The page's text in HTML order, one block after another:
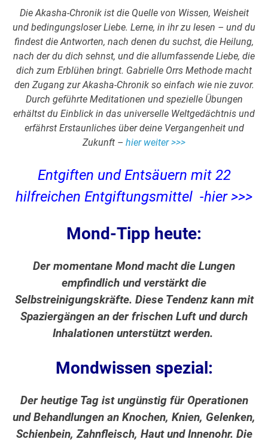
Die Akasha-Chronik ist die Quelle von Wissen, Weisheit
und bedingungsloser Liebe. Lerne, in ihr zu lesen – und du
findest die Antworten, nach denen du suchst, die Heilung,
nach der du dich sehnst, und die allumfassende Liebe, die
dich zum Erblühen bringt. Gabrielle Orrs Methode macht
den Zugang zur Akasha-Chronik so einfach wie nie zuvor.
Durch geführte Meditationen und spezielle Übungen
erhältst du Einblick in das universelle Weltgedächtnis und
erfährst Erstaunliches über deine Vergangenheit und
Zukunft – hier weiter >>>
Entgiften und Entsäuern mit 22
hilfreichen Entgiftungsmittel -hier >>>
Mond-Tipp heute:
Der momentane Mond macht die Lungen
empfindlich und verstärkt die
Selbstreinigungskräfte. Diese Tendenz kann mit
Spaziergängen an der frischen Luft und durch
Inhalationen unterstützt werden.
Mondwissen spezial:
Der heutige Tag ist ungünstig für Operationen
und Behandlungen an Knochen, Knien, Gelenken,
Schienbein, Zahnfleisch, Haut und Innenohr. Die